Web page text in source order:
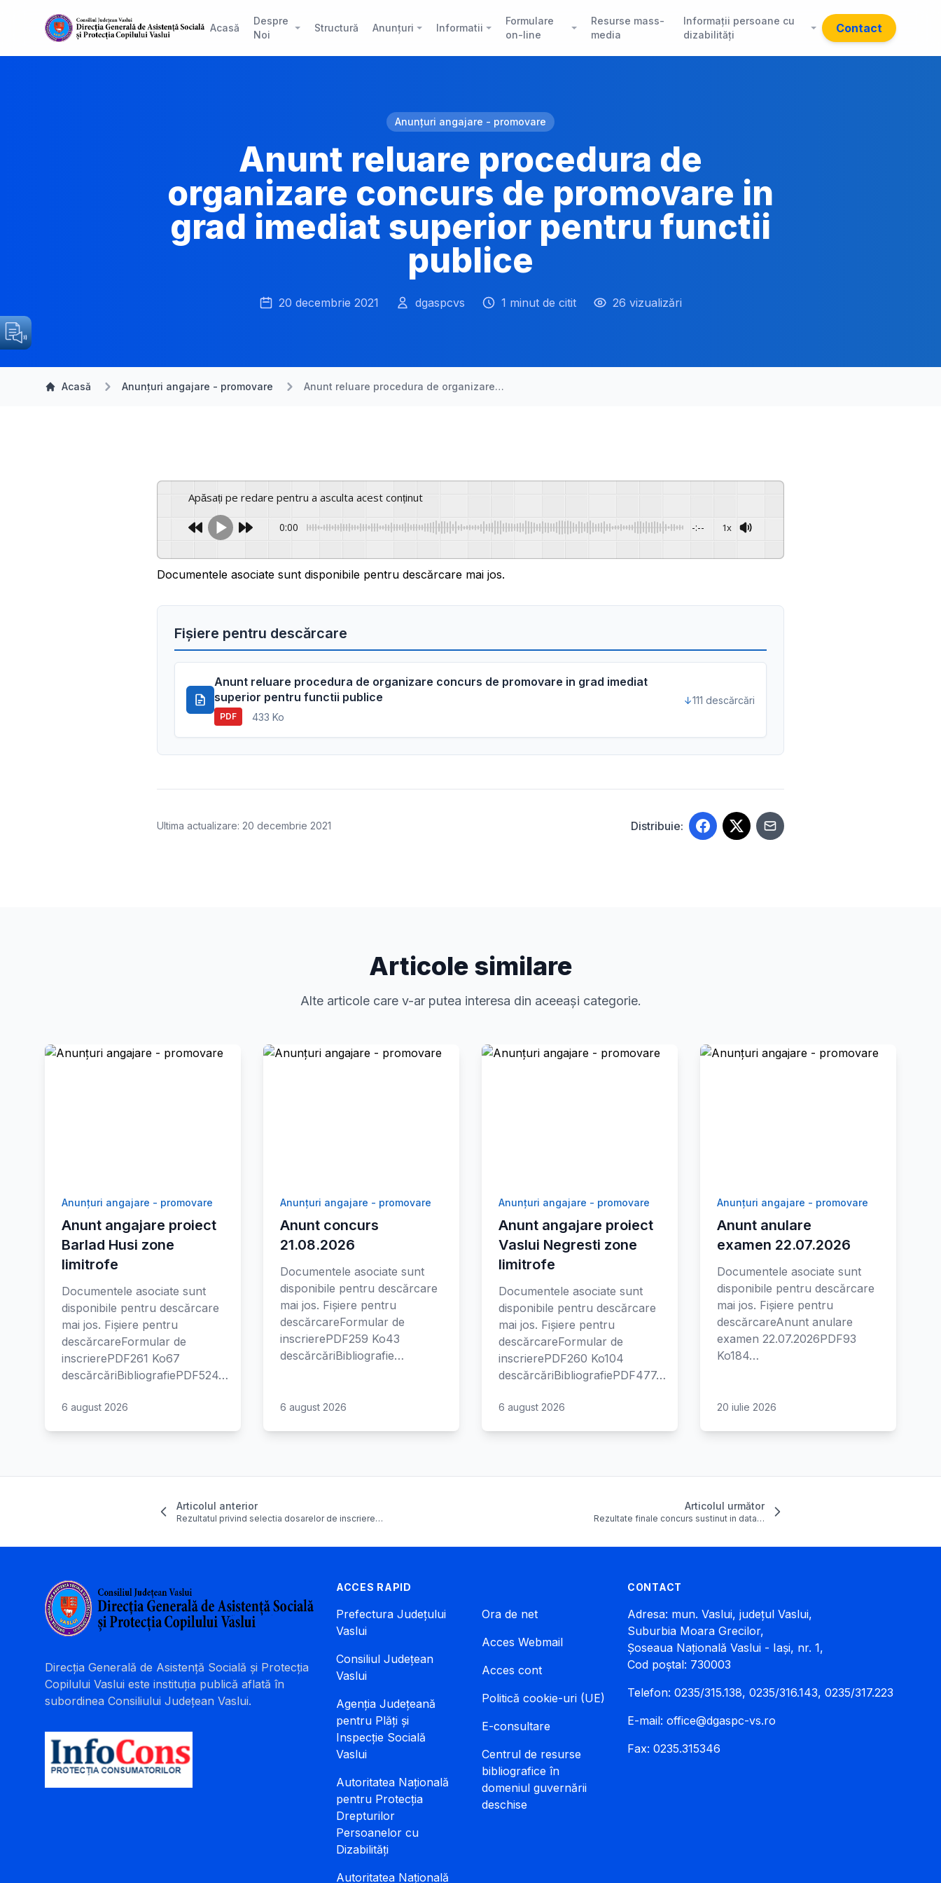
Acasă
Despre
Noi
Structură Anunțuri Informatii
Formulare
on-line
Resurse mass-
media
Informații persoane cu
dizabilități
Contact
Anunțuri angajare - promovare
Anunt reluare procedura de
organizare concurs de promovare in
grad imediat superior pentru functii
publice
20 decembrie 2021 dgaspcvs 1 minut de citit 26 vizualizări
Acasă Anunțuri angajare - promovare Anunt reluare procedura de organizare…
Apăsați pe redare pentru a asculta acest conținut
0:00 -:-- 1x
Documentele asociate sunt disponibile pentru descărcare mai jos.
Fișiere pentru descărcare
Anunt reluare procedura de organizare concurs de promovare in grad imediat
superior pentru functii publice
PDF 433 Ko
111 descărcări
Ultima actualizare: 20 decembrie 2021 Distribuie:
Articole similare
Alte articole care v-ar putea interesa din aceeași categorie.
Anunțuri angajare - promovare
Anunt angajare proiect
Barlad Husi zone
limitrofe
Documentele asociate sunt
disponibile pentru descărcare
mai jos. Fișiere pentru
descărcareFormular de
inscrierePDF261 Ko67
descărcăriBibliografiePDF524…
6 august 2026
Anunțuri angajare - promovare
Anunt concurs
21.08.2026
Documentele asociate sunt
disponibile pentru descărcare
mai jos. Fișiere pentru
descărcareFormular de
inscrierePDF259 Ko43
descărcăriBibliografie…
6 august 2026
Anunțuri angajare - promovare
Anunt angajare proiect
Vaslui Negresti zone
limitrofe
Documentele asociate sunt
disponibile pentru descărcare
mai jos. Fișiere pentru
descărcareFormular de
inscrierePDF260 Ko104
descărcăriBibliografiePDF477…
6 august 2026
Anunțuri angajare - promovare
Anunt anulare
examen 22.07.2026
Documentele asociate sunt
disponibile pentru descărcare
mai jos. Fișiere pentru
descărcareAnunt anulare
examen 22.07.2026PDF93
Ko184…
20 iulie 2026
Articolul anterior
Rezultatul privind selectia dosarelor de inscriere…
Articolul următor
Rezultate finale concurs sustinut in data…
Direcția Generală de Asistență Socială și Protecția
Copilului Vaslui este instituția publică aflată în
subordinea Consiliului Județean Vaslui.
ACCES RAPID
Prefectura Județului
Vaslui
Consiliul Județean
Vaslui
Agenția Județeană
pentru Plăți și
Inspecție Socială
Vaslui
Autoritatea Națională
pentru Protecția
Drepturilor
Persoanelor cu
Dizabilități
Autoritatea Națională
Ora de net
Acces Webmail
Acces cont
Politică cookie-uri (UE)
E-consultare
Centrul de resurse
bibliografice în
domeniul guvernării
deschise
CONTACT
Adresa: mun. Vaslui, județul Vaslui,
Suburbia Moara Grecilor,
Șoseaua Națională Vaslui - Iași, nr. 1,
Cod poștal: 730003
Telefon: 0235/315.138, 0235/316.143, 0235/317.223
E-mail: office@dgaspc-vs.ro
Fax: 0235.315346